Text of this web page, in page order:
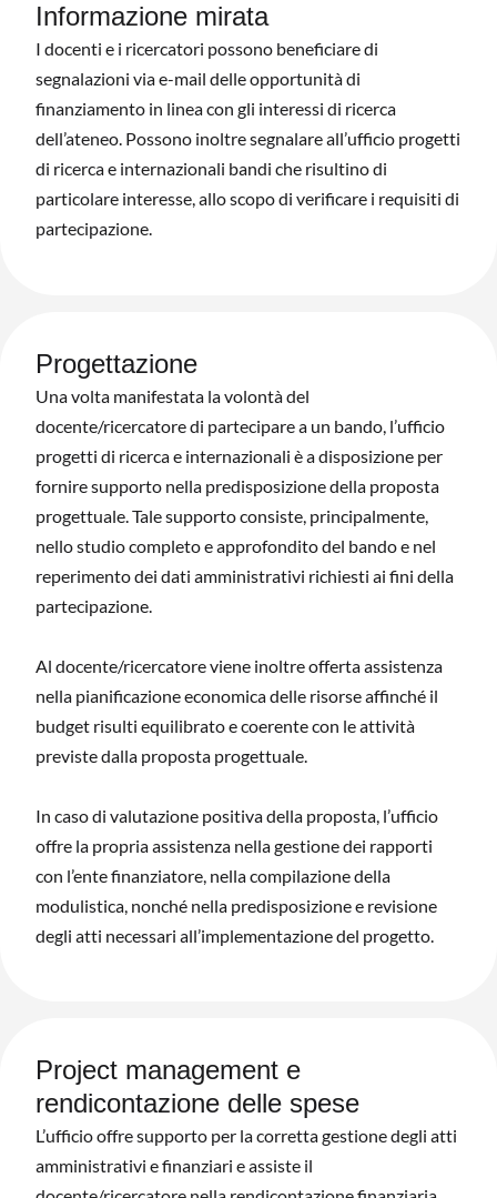
Informazione mirata
I docenti e i ricercatori possono beneficiare di
segnalazioni via e-mail delle opportunità di
finanziamento in linea con gli interessi di ricerca
dell’ateneo. Possono inoltre segnalare all’ufficio progetti
di ricerca e internazionali bandi che risultino di
particolare interesse, allo scopo di verificare i requisiti di
partecipazione.
Progettazione
Una volta manifestata la volontà del
docente/ricercatore di partecipare a un bando, l’ufficio
progetti di ricerca e internazionali è a disposizione per
fornire supporto nella predisposizione della proposta
progettuale. Tale supporto consiste, principalmente,
nello studio completo e approfondito del bando e nel
reperimento dei dati amministrativi richiesti ai fini della
partecipazione.
Al docente/ricercatore viene inoltre offerta assistenza
nella pianificazione economica delle risorse affinché il
budget risulti equilibrato e coerente con le attività
previste dalla proposta progettuale.
In caso di valutazione positiva della proposta, l’ufficio
offre la propria assistenza nella gestione dei rapporti
con l’ente finanziatore, nella compilazione della
modulistica, nonché nella predisposizione e revisione
degli atti necessari all’implementazione del progetto.
Project management e
rendicontazione delle spese
L’ufficio offre supporto per la corretta gestione degli atti
amministrativi e finanziari e assiste il